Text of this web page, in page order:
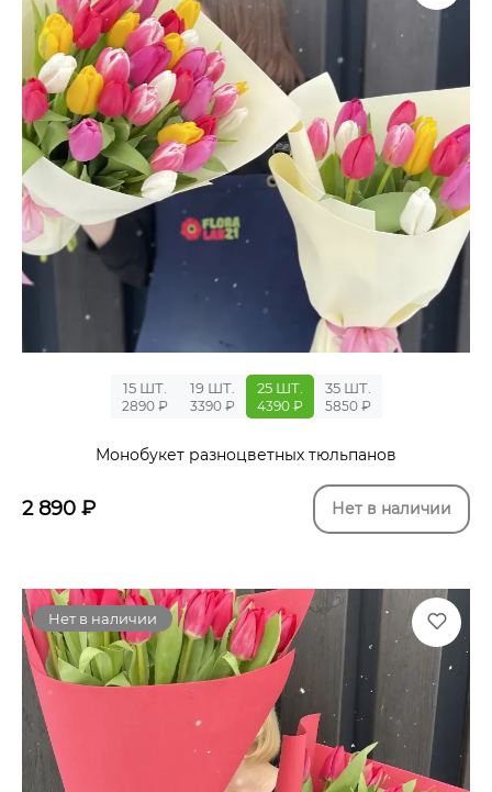
15 ШТ.
2890 ₽
19 ШТ.
3390 ₽
25 ШТ.
4390 ₽
35 ШТ.
5850 ₽
Монобукет разноцветных тюльпанов
2 890 ₽ Нет в наличии
Нет в наличии